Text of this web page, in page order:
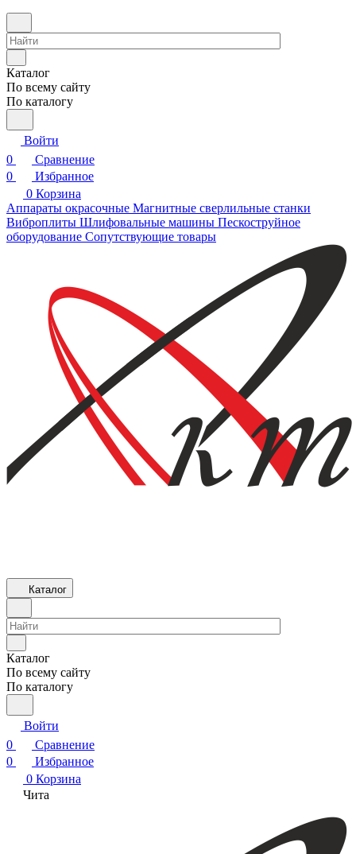
Каталог
По всему сайту
По каталогу
Войти
0
Сравнение
0
Избранное
0 Корзина
Аппараты окрасочные Магнитные сверлильные станки
Виброплиты Шлифовальные машины Пескоструйное
оборудование Сопутствующие товары
Каталог
Каталог
По всему сайту
По каталогу
Войти
0
Сравнение
0
Избранное
0 Корзина
Чита